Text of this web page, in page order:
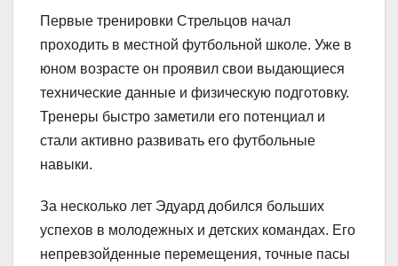
Первые тренировки Стрельцов начал
проходить в местной футбольной школе. Уже в
юном возрасте он проявил свои выдающиеся
технические данные и физическую подготовку.
Тренеры быстро заметили его потенциал и
стали активно развивать его футбольные
навыки.
За несколько лет Эдуард добился больших
успехов в молодежных и детских командах. Его
непревзойденные перемещения, точные пасы